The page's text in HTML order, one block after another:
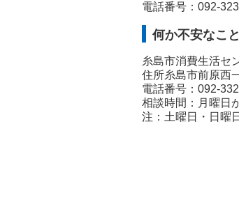
電話番号：092-
何か不安なこ
糸島市消費生活セ
住所糸島市前原西
電話番号：092-
相談時間：月曜日
注：土曜日・日曜